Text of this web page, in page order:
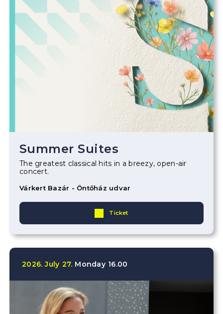
Summer Suites
The greatest classical hits in a breezy, open-air
concert.
Várkert Bazár - Öntőház udvar
Ticket
2026. July 27. Monday 16.00